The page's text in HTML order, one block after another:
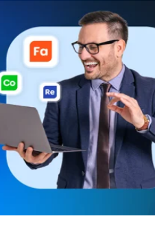
tributarios digitales se
simple, pero efectivo